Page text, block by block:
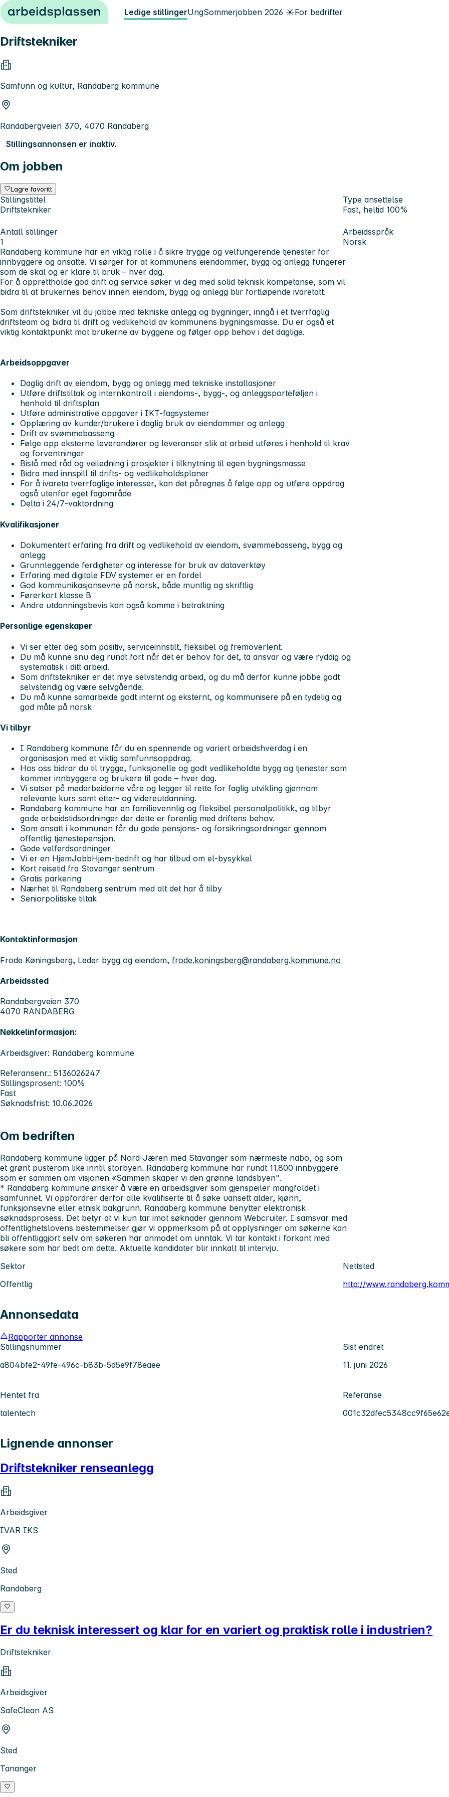
Hopp til innhold Ledige stillingerUngSommerjobben 2026 ☀️For bedrifter
Driftstekniker
Samfunn og kultur, Randaberg kommune
Randabergveien 370, 4070 Randaberg
Stillingsannonsen er inaktiv.
Om jobben
Lagre favoritt
Stillingstittel
Driftstekniker
Type ansettelse
Fast, heltid 100%
Antall stillinger
1
Arbeidsspråk
Norsk
Randaberg kommune har en viktig rolle i å sikre trygge og velfungerende tjenester for
innbyggere og ansatte. Vi sørger for at kommunens eiendommer, bygg og anlegg fungerer
som de skal og er klare til bruk – hver dag.
For å opprettholde god drift og service søker vi deg med solid teknisk kompetanse, som vil
bidra til at brukernes behov innen eiendom, bygg og anlegg blir fortløpende ivaretatt.
Som driftstekniker vil du jobbe med tekniske anlegg og bygninger, inngå i et tverrfaglig
driftsteam og bidra til drift og vedlikehold av kommunens bygningsmasse. Du er også et
viktig kontaktpunkt mot brukerne av byggene og følger opp behov i det daglige.
Arbeidsoppgaver
Daglig drift av eiendom, bygg og anlegg med tekniske installasjoner
Utføre driftstiltak og internkontroll i eiendoms-, bygg-, og anleggsporteføljen i
henhold til driftsplan
Utføre administrative oppgaver i IKT-fagsystemer
Opplæring av kunder/brukere i daglig bruk av eiendommer og anlegg
Drift av svømmebasseng
Følge opp eksterne leverandører og leveranser slik at arbeid utføres i henhold til krav
og forventninger
Bistå med råd og veiledning i prosjekter i tilknytning til egen bygningsmasse
Bidra med innspill til drifts- og vedlikeholdsplaner
For å ivareta tverrfaglige interesser, kan det påregnes å følge opp og utføre oppdrag
også utenfor eget fagområde
Delta i 24/7-vaktordning
Kvalifikasjoner
Dokumentert erfaring fra drift og vedlikehold av eiendom, svømmebasseng, bygg og
anlegg
Grunnleggende ferdigheter og interesse for bruk av dataverktøy
Erfaring med digitale FDV systemer er en fordel
God kommunikasjonsevne på norsk, både muntlig og skriftlig
Førerkort klasse B
Andre utdanningsbevis kan også komme i betraktning
Personlige egenskaper
Vi ser etter deg som positiv, serviceinnstilt, fleksibel og fremoverlent.
Du må kunne snu deg rundt fort når det er behov for det, ta ansvar og være ryddig og
systematisk i ditt arbeid.
Som driftstekniker er det mye selvstendig arbeid, og du må derfor kunne jobbe godt
selvstendig og være selvgående.
Du må kunne samarbeide godt internt og eksternt, og kommunisere på en tydelig og
god måte på norsk
Vi tilbyr
I Randaberg kommune får du en spennende og variert arbeidshverdag i en
organisasjon med et viktig samfunnsoppdrag.
Hos oss bidrar du til trygge, funksjonelle og godt vedlikeholdte bygg og tjenester som
kommer innbyggere og brukere til gode – hver dag.
Vi satser på medarbeiderne våre og legger til rette for faglig utvikling gjennom
relevante kurs samt etter- og videreutdanning.
Randaberg kommune har en familievennlig og fleksibel personalpolitikk, og tilbyr
gode arbeidstidsordninger der dette er forenlig med driftens behov.
Som ansatt i kommunen får du gode pensjons- og forsikringsordninger gjennom
offentlig tjenestepensjon.
Gode velferdsordninger
Vi er en HjemJobbHjem-bedrift og har tilbud om el-bysykkel
Kort reisetid fra Stavanger sentrum
Gratis parkering
Nærhet til Randaberg sentrum med alt det har å tilby
Seniorpolitiske tiltak
Kontaktinformasjon
Frode Køningsberg, Leder bygg og eiendom, frode.koningsberg@randaberg.kommune.no
Arbeidssted
Randabergveien 370
4070 RANDABERG
Nøkkelinformasjon:
Arbeidsgiver: Randaberg kommune
Referansenr.: 5136026247
Stillingsprosent: 100%
Fast
Søknadsfrist: 10.06.2026
Om bedriften
Randaberg kommune ligger på Nord-Jæren med Stavanger som nærmeste nabo, og som
et grønt pusterom like inntil storbyen. Randaberg kommune har rundt 11.800 innbyggere
som er sammen om visjonen «Sammen skaper vi den grønne landsbyen".
* Randaberg kommune ønsker å være en arbeidsgiver som gjenspeiler mangfoldet i
samfunnet. Vi oppfordrer derfor alle kvalifiserte til å søke uansett alder, kjønn,
funksjonsevne eller etnisk bakgrunn. Randaberg kommune benytter elektronisk
søknadsprosess. Det betyr at vi kun tar imot søknader gjennom Webcruiter. I samsvar med
offentlighetslovens bestemmelser gjør vi oppmerksom på at opplysninger om søkerne kan
bli offentliggjort selv om søkeren har anmodet om unntak. Vi tar kontakt i forkant med
søkere som har bedt om dette. Aktuelle kandidater blir innkalt til intervju.
Sektor
Offentlig
Nettsted
http://
Annonsedata
Rapporter annonse
Stillingsnummer
a804bfe2-49fe-496c-b83b-5d5e9f78eaee
Sist endret
11. juni 2026
Hentet fra
talentech
Referanse
Lignende annonser
Driftstekniker renseanlegg
Arbeidsgiver
IVAR IKS
Sted
Randaberg
Er du teknisk interessert og klar for en variert og praktisk rolle i industrien?
Driftstekniker
Arbeidsgiver
SafeClean AS
Sted
Tananger